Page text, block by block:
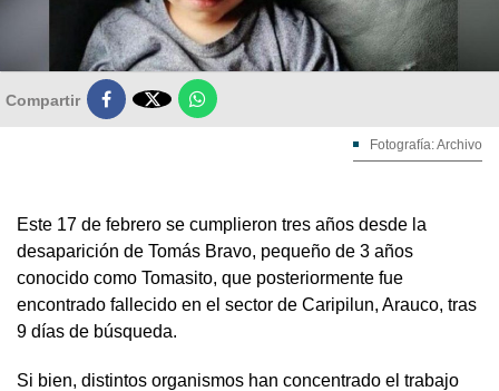
Compartir 
Fotografía: Archivo
Este 17 de febrero se cumplieron tres años desde la
desaparición de Tomás Bravo, pequeño de 3 años
conocido como Tomasito, que posteriormente fue
encontrado fallecido en el sector de Caripilun, Arauco, tras
9 días de búsqueda.
Si bien, distintos organismos han concentrado el trabajo